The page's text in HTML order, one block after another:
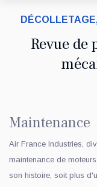
Revue de
Maintenance
Air France Industries,
maintenance de
son histoire, soit plus